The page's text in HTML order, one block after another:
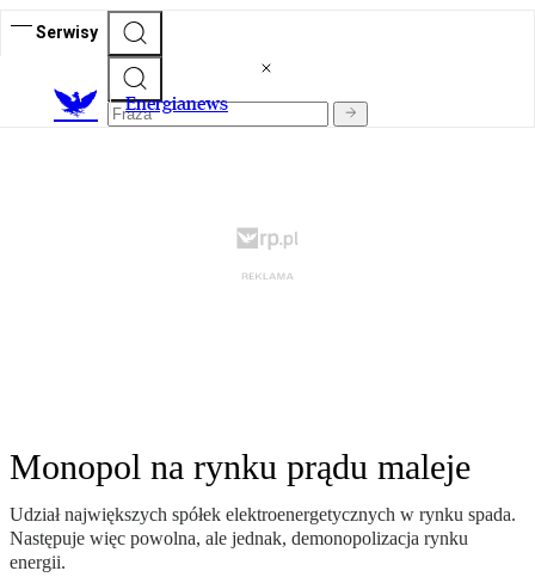
Serwisy
Energianews
Monopol na rynku prądu maleje
Udział największych spółek elektroenergetycznych w rynku spada.
Następuje więc powolna, ale jednak, demonopolizacja rynku
energii.